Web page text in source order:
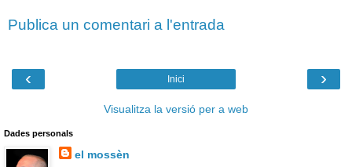
Publica un comentari a l'entrada
‹ ›
Inici
Visualitza la versió per a web
Dades personals
el mossèn